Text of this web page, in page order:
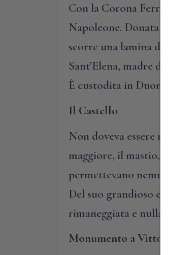
Con la Corona Ferrea
Napoleone. Donata dal
scorre una lamina di
Sant’Elena, madre
È custodita in Duomo, in
Il Castello
Non doveva essere molto
maggiore, il mastio, così
permettevano nemmeno
Del suo grandioso e
rimaneggiata e nulla più.
Monumento a Vittorio